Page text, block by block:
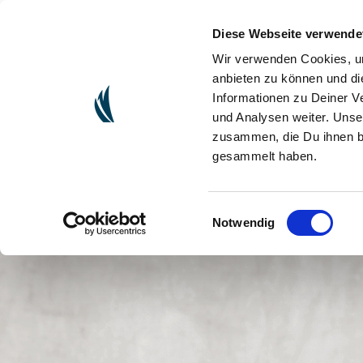
Diese Webseite
Wir verwenden Cookies,
anbieten zu können und
Informationen zu Deiner
und Analysen weiter.
zusammen, die Du ihnen
gesammelt haben.
Einwilligungsauswahl
Notwendig